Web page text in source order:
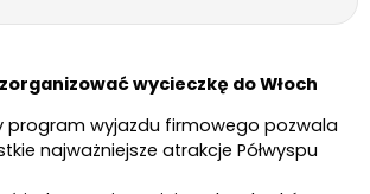
wycieczkę do Włoch
program wyjazdu firmowego pozwala
najważniejsze atrakcje Półwyspu